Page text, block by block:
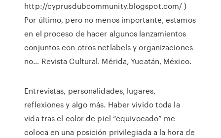
http://cyprusdubcommunity.blogspot.com/ )
Por último, pero no menos importante, estamos
en el proceso de hacer algunos lanzamientos
conjuntos con otros netlabels y organizaciones
no… Revista Cultural. Mérida, Yucatán, México.
Entrevistas, personalidades, lugares,
reflexiones y algo más. Haber vivido toda la
vida tras el color de piel “equivocado” me
coloca en una posición privilegiada a la hora de